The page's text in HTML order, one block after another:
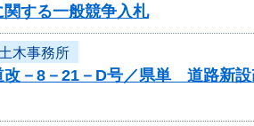
する一般競争入札
木事務所
改－8－21－D号／県単 道路新